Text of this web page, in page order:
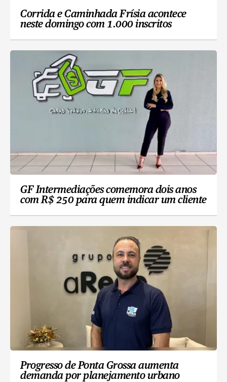
Corrida e Caminhada Frísia acontece
neste domingo com 1.000 inscritos
GF Intermediações comemora dois anos
com R$ 250 para quem indicar um cliente
Progresso de Ponta Grossa aumenta
demanda por planejamento urbano